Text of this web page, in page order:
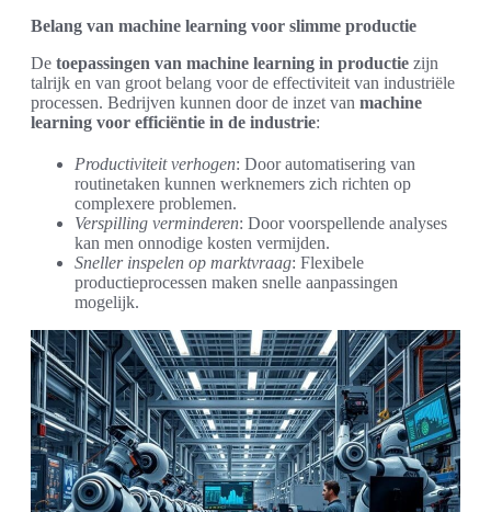
Belang van machine learning voor slimme productie
De toepassingen van machine learning in productie zijn
talrijk en van groot belang voor de effectiviteit van industriële
processen. Bedrijven kunnen door de inzet van machine
learning voor efficiëntie in de industrie:
Productiviteit verhogen: Door automatisering van
routinetaken kunnen werknemers zich richten op
complexere problemen.
Verspilling verminderen: Door voorspellende analyses
kan men onnodige kosten vermijden.
Sneller inspelen op marktvraag: Flexibele
productieprocessen maken snelle aanpassingen
mogelijk.